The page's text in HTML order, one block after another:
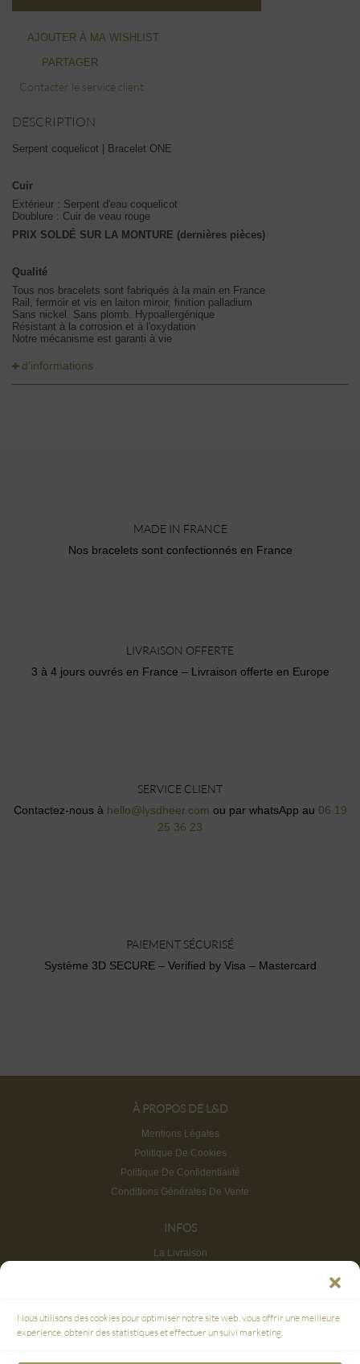
Nous utilisons des cookies pour optimiser notre site web, vous offrir une meilleure
expérience, obtenir des statistiques et effectuer un suivi marketing.
AJOUTER À MA WISHLIST
PARTAGER
Contacter le service client
DESCRIPTION
Serpent coquelicot | Bracelet ONE
Cuir
Extérieur : Serpent d'eau coquelicot
Doublure : Cuir de veau rouge
PRIX SOLDÉ SUR LA MONTURE (dernières pièces)
Qualité
Tous nos bracelets sont fabriqués à la main en France
Rail, fermoir et vis en laiton miroir, finition palladium
Sans nickel. Sans plomb. Hypoallergénique
Résistant à la corrosion et à l'oxydation
Notre mécanisme est garanti à vie
d’informations
MADE IN FRANCE
Nos bracelets sont confectionnés en France
LIVRAISON OFFERTE
3 à 4 jours ouvrés en France – Livraison offerte en Europe
SERVICE CLIENT
Contactez-nous à hello@lysdheer.com ou par whatsApp au 06 19
25 36 23
PAIEMENT SÉCURISÉ
Système 3D SECURE – Verified by Visa – Mastercard
À PROPOS DE L&D
Mentions Légales
Politique De Cookies
Politique De Confidentialité
Conditions Générales De Vente
INFOS
La Livraison
Plan du site